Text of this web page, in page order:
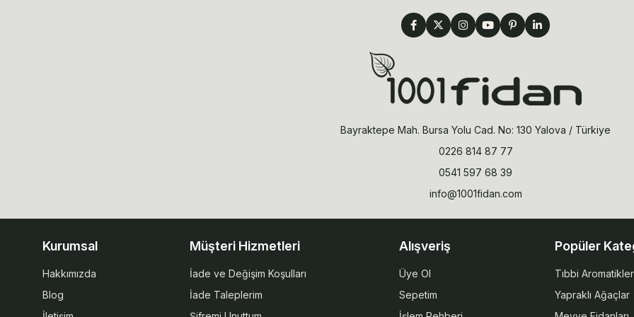
Bayraktepe Mah. Bursa Yolu Cad. No: 130 Yalova / Türkiye
0226 814 87 77
0541 597 68 39
info@1001fidan.com
Kurumsal
Hakkımızda
Blog
Müşteri Hizmetleri
İade ve Değişim Koşulları
İade Taleplerim
Alışveriş
Üye Ol
Sepetim
Popüler
Tıbbi Aromatikler
Yapraklı Ağaçlar